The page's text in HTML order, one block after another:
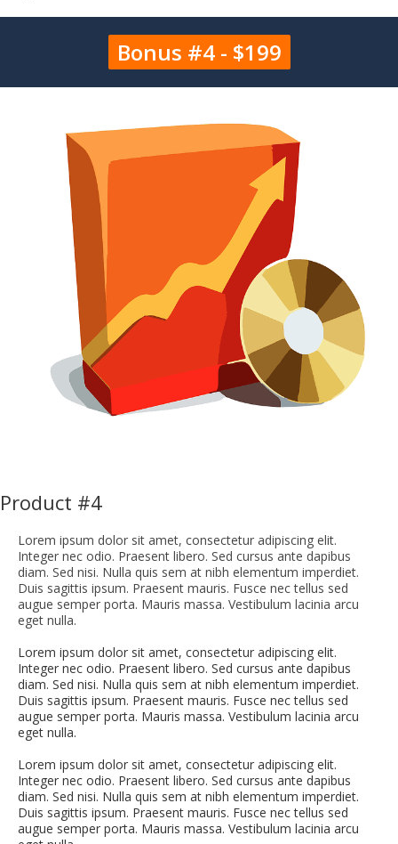
Bonus #4 - $199
Product #4
Lorem ipsum dolor sit amet, consectetur adipiscing elit.
Integer nec odio. Praesent libero. Sed cursus ante dapibus
diam. Sed nisi. Nulla quis sem at nibh elementum imperdiet.
Duis sagittis ipsum. Praesent mauris. Fusce nec tellus sed
augue semper porta. Mauris massa. Vestibulum lacinia arcu
eget nulla.
Lorem ipsum dolor sit amet, consectetur adipiscing elit.
Integer nec odio. Praesent libero. Sed cursus ante dapibus
diam. Sed nisi. Nulla quis sem at nibh elementum imperdiet.
Duis sagittis ipsum. Praesent mauris. Fusce nec tellus sed
augue semper porta. Mauris massa. Vestibulum lacinia arcu
eget nulla.
Lorem ipsum dolor sit amet, consectetur adipiscing elit.
Integer nec odio. Praesent libero. Sed cursus ante dapibus
diam. Sed nisi. Nulla quis sem at nibh elementum imperdiet.
Duis sagittis ipsum. Praesent mauris. Fusce nec tellus sed
augue semper porta. Mauris massa. Vestibulum lacinia arcu